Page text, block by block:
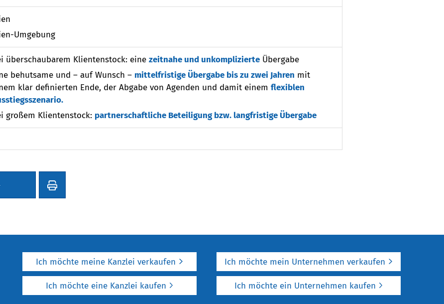
Umgebung
überschaubarem Klientenstock: eine zeitnahe und unkomplizierte Übergabe
behutsame und – auf Wunsch – mittelfristige Übergabe bis zu zwei Jahren mit
klar definierten Ende, der Abgabe von Agenden und damit einem flexiblen
großem Klientenstock: partnerschaftliche Beteiligung bzw. langfristige Übergabe
Ich möchte meine Kanzlei verkaufen
Ich möchte eine Kanzlei kaufen
Ich möchte mein Unternehmen verkaufen
Ich möchte ein Unternehmen kaufen